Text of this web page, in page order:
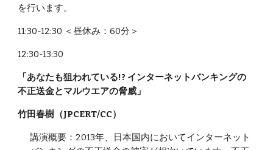
を行います。
11:30-12:30 ＜昼休み：60分＞
12:30-13:30
「あなたも狙われている!? インターネットバンキングの
不正送金とマルウエアの脅威」
竹田春樹（JPCERT/CC）
講演概要：2013年、日本国内においてインターネット